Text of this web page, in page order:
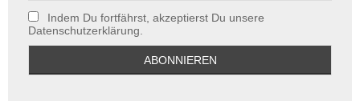
Indem Du fortfährst, akzeptierst Du unsere
Datenschutzerklärung.